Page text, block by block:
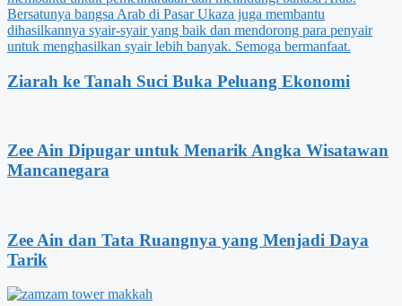
Ziarah ke Tanah Suci Buka Peluang Ekonomi
Zee Ain Dipugar untuk Menarik Angka Wisatawan
Mancanegara
Zee Ain dan Tata Ruangnya yang Menjadi Daya
Tarik